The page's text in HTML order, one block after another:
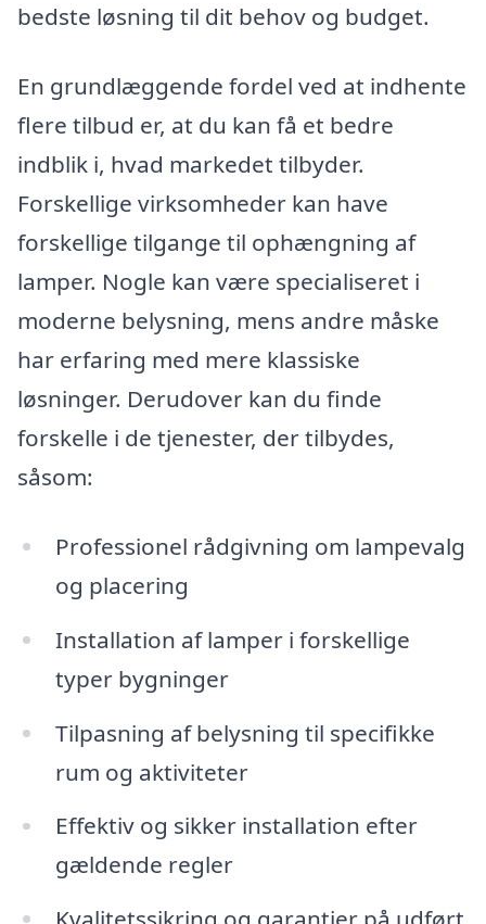
bedste løsning til dit behov og budget.
En grundlæggende fordel ved at indhente
flere tilbud er, at du kan få et bedre
indblik i, hvad markedet tilbyder.
Forskellige virksomheder kan have
forskellige tilgange til ophængning af
lamper. Nogle kan være specialiseret i
moderne belysning, mens andre måske
har erfaring med mere klassiske
løsninger. Derudover kan du finde
forskelle i de tjenester, der tilbydes,
såsom:
Professionel rådgivning om lampevalg
og placering
Installation af lamper i forskellige
typer bygninger
Tilpasning af belysning til specifikke
rum og aktiviteter
Effektiv og sikker installation efter
gældende regler